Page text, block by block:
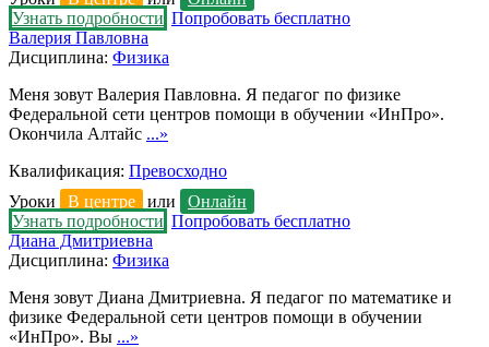
Узнать подробности Попробовать бесплатно
Валерия Павловна
Дисциплина: Физика
Меня зовут Валерия Павловна. Я педагог по физике
Федеральной сети центров помощи в обучении «ИнПро».
Окончила Алтайс ...»
Квалификация: Превосходно
Уроки
В центре или
Онлайн
Узнать подробности Попробовать бесплатно
Диана Дмитриевна
Дисциплина: Физика
Меня зовут Диана Дмитриевна. Я педагог по математике и
физике Федеральной сети центров помощи в обучении
«ИнПро». Вы ...»